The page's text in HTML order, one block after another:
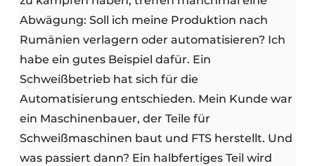
Abwägung: Soll ich meine Produktion nach
Rumänien verlagern oder automatisieren? Ich
habe ein gutes Beispiel dafür. Ein
Schweißbetrieb hat sich für die
Automatisierung entschieden. Mein Kunde war
ein Maschinenbauer, der Teile für
Schweißmaschinen baut und FTS herstellt. Und
was passiert dann? Ein halbfertiges Teil wird